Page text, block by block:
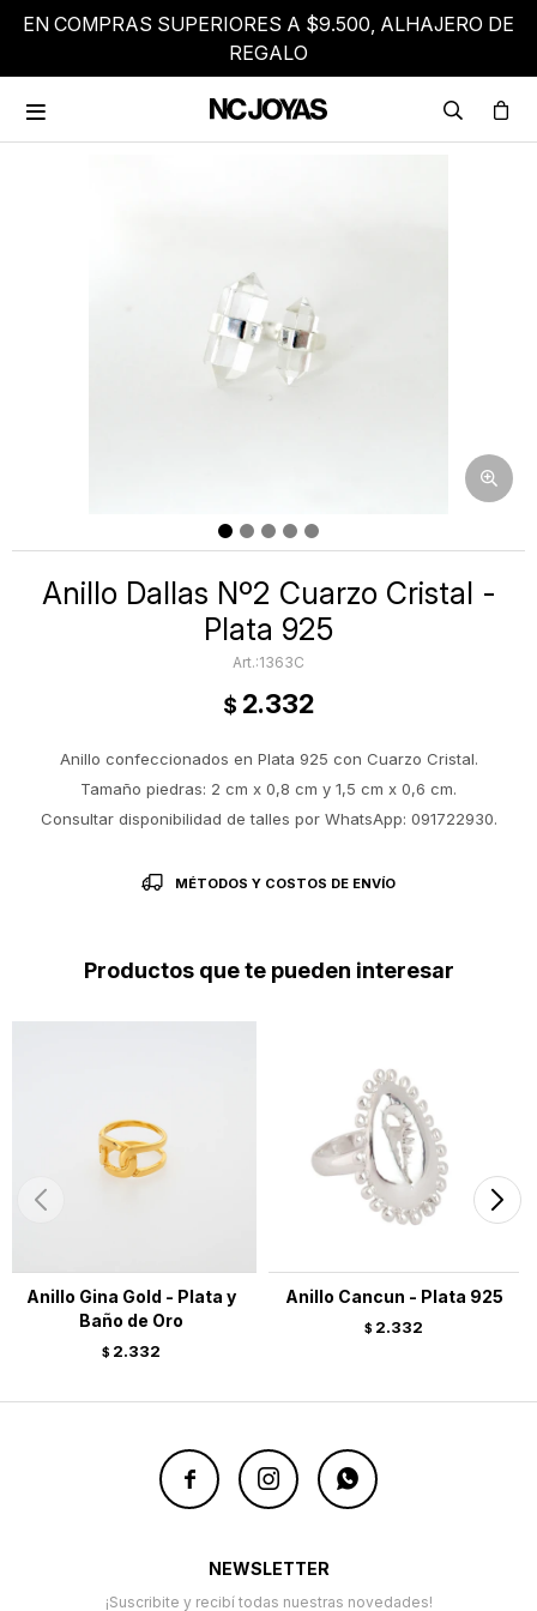
EN COMPRAS SUPERIORES A $9.500, ALHAJERO DE
REGALO

Anillo Dallas Nº2 Cuarzo Cristal -
Plata 925
1363C
$ 2.332
Anillo confeccionados en Plata 925 con Cuarzo Cristal.
Tamaño piedras: 2 cm x 0,8 cm y 1,5 cm x 0,6 cm.
Consultar disponibilidad de talles por WhatsApp: 091722930.
MÉTODOS Y COSTOS DE ENVÍO
Productos que te pueden interesar
Anillo Gina Gold - Plata y
Baño de Oro
$ 2.332
Anillo Cancun - Plata 925
$ 2.332
  
NEWSLETTER
¡Suscribite y recibí todas nuestras novedades!